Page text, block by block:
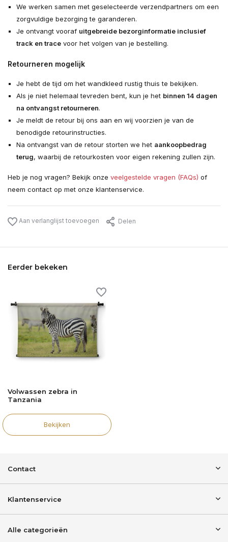
We werken samen met geselecteerde verzendpartners om een
zorgvuldige bezorging te garanderen.
Je ontvangt vooraf uitgebreide bezorginformatie inclusief
track en tracevoor het volgen van je bestelling.
Retourneren mogelijk
Je hebt de tijd om het wandkleed rustig thuis te bekijken.
Als je niet helemaal tevreden bent, kun je het binnen 14 dagen
na ontvangst retourneren.
Je meldt de retour bij ons aan en wij voorzien je van de
benodigde retourinstructies.
Na ontvangst van de retour storten we het aankoopbedrag
terug, waarbij de retourkosten voor eigen rekening zullen zijn.
Heb je nog vragen? Bekijk onze veelgestelde vragen (FAQs) of
neem contact op met onze klantenservice.
Aan verlanglijst toevoegen Delen
Eerder bekeken
Volwassen zebra in
Tanzania
Bekijken
Contact
Klantenservice
Alle categorieën